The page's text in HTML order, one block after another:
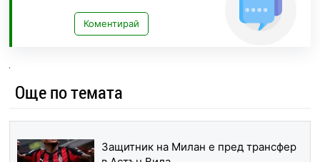
Коментирай
Още по темата
Защитник на Милан е пред трансфер